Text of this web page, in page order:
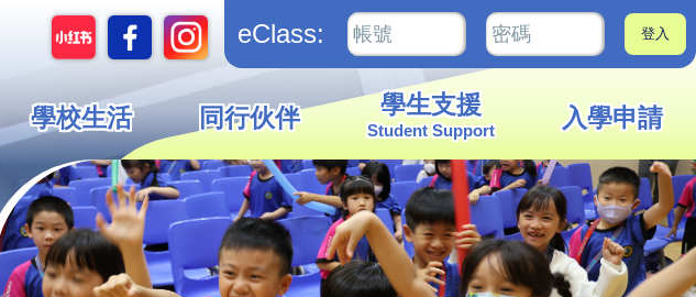
eClass:
學校生活 同行伙伴 學生支援
Student Support 入學申請